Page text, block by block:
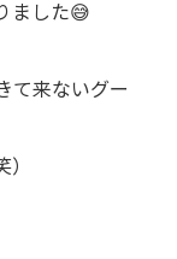
ました😅
て来ないグー